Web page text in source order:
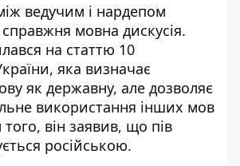
ведучим і нардепом
мовна дискусія.
на статтю 10
яка визначає
як державну, але дозволяє
використання інших мов
він заявив, що пів
російською.